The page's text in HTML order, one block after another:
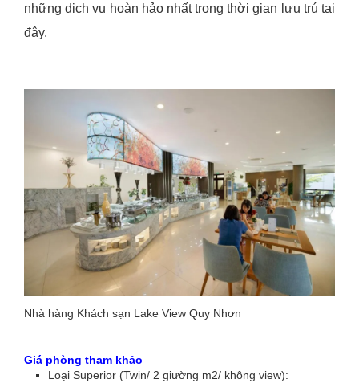
những dịch vụ hoàn hảo nhất trong thời gian lưu trú tại
đây.
Nhà hàng Khách sạn Lake View Quy Nhơn
Giá phòng tham khảo
Loại Superior (Twin/ 2 giường m2/ không view):